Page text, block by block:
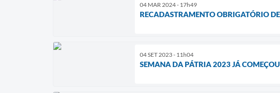
04 MAR 2024 - 17h49
RECADASTRAMENTO OBRIGATÓRIO
04 SET 2023 - 11h04
SEMANA DA PÁTRIA 2023 JÁ